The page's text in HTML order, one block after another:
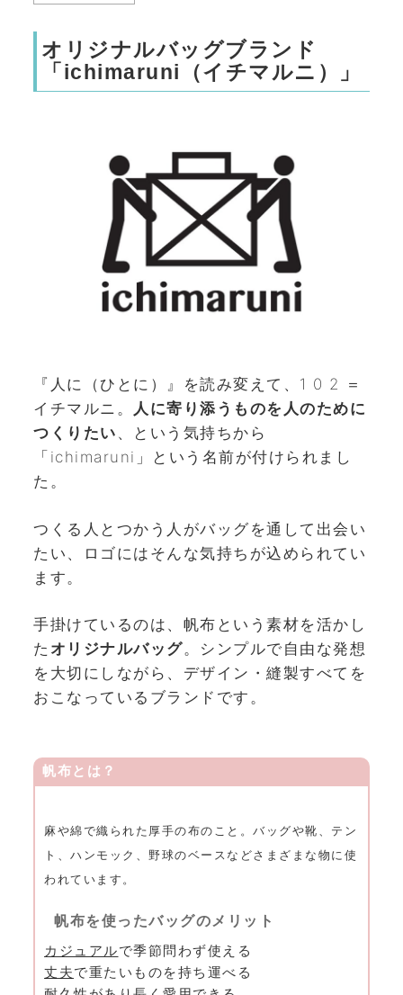
オリジナルバッグブランド
「ichimaruni（イチマルニ）」
『人に（ひとに）』を読み変えて、1 0 2 ＝
イチマルニ。 人に寄り添うものを人のために
つくりたい 、という気持ちから
「ichimaruni」という名前が付けられまし
た。
つくる人とつかう人がバッグを通して出会い
たい、ロゴにはそんな気持ちが込められてい
ます。
手掛けているのは、帆布という素材を活かし
た オリジナルバッグ。シンプルで自由な発想
を大切にしながら、デザイン・縫製すべてを
おこなっているブランドです。
帆布とは？
麻や綿で織られた厚手の布のこと。バッグや靴、テン
ト、ハンモック、野球のベースなどさまざまな物に使
われています。
帆布を使ったバッグのメリット
カジュアルで季節問わず使える
丈夫で重たいものを持ち運べる